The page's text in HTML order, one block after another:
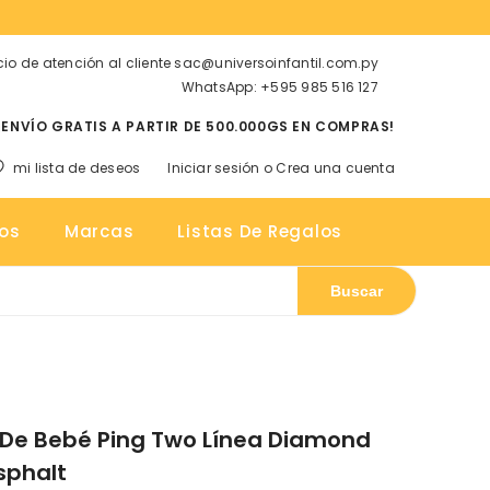
de atención al cliente sac@universoinfantil.com.py
WhatsApp: +595 985 516 127
GRATIS A PARTIR DE 500.000GS EN COMPRAS!
mi lista de deseos Iniciar sesión oCrea una cuenta
Marcas Listas De Regalos
Buscar
Bebé Ping Two Línea Diamond